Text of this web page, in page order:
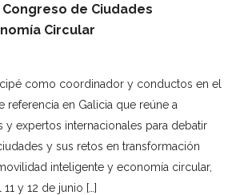
de Ciudades
Circular
como coordinador y conductos en el
referencia en Galicia que reúne a
y expertos internacionales para debatir
y sus retos en transformación
inteligente y economía circular,
y 12 de junio […]